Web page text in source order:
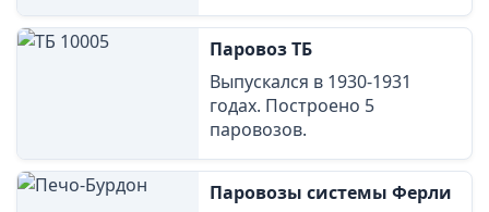
Паровоз ТБ
Выпускался в 1930-1931
годах. Построено 5
паровозов.
Паровозы системы Ферли